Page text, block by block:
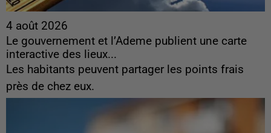
4 août 2026
Le gouvernement et l’Ademe publient une carte
interactive des lieux...
Les habitants peuvent partager les points frais
près de chez eux.